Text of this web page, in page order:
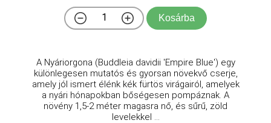
Kosárba
A Nyáriorgona (Buddleia davidii 'Empire Blue') egy
különlegesen mutatós és gyorsan növekvő cserje,
amely jól ismert élénk kék fürtös virágairól, amelyek
a nyári hónapokban bőségesen pompáznak. A
növény 1,5-2 méter magasra nő, és sűrű, zöld
levelekkel ...